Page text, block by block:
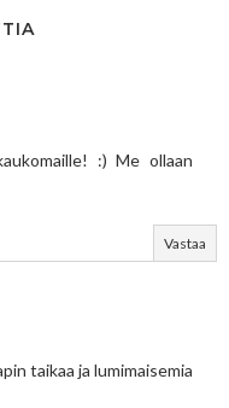
:) Me ollaan
Vastaa
taikaa ja lumimaisemia